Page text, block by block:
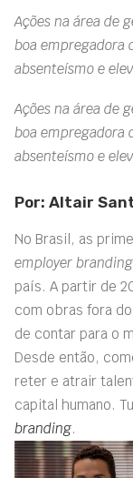
Ações na área de
boa empregadora
absenteísmo e
Ações na área de
boa empregadora
absenteísmo e
Por: Altair
No Brasil, as
employer branding
país. A partir de
com obras fora
de contar para o
Desde então,
reter e atrair
capital humano.
branding.